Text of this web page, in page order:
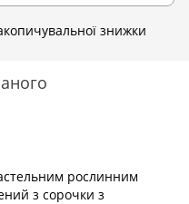
знижки
рослинним
з сорочки з